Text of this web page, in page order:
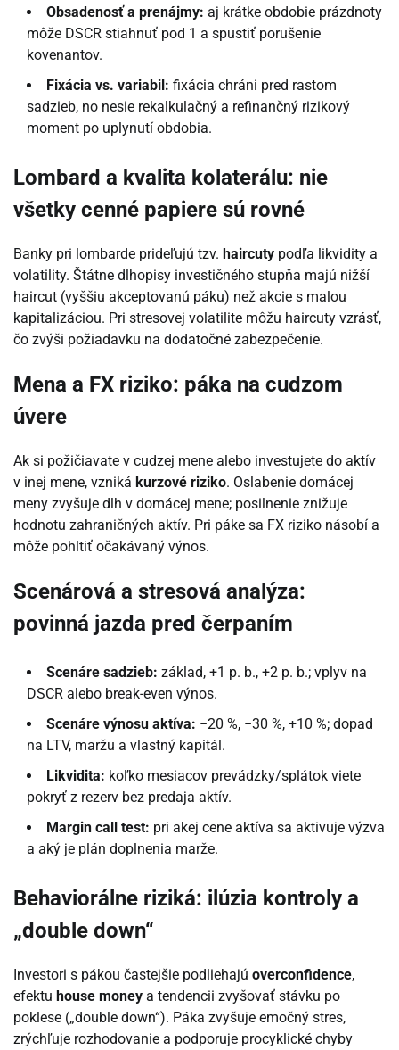
Obsadenosť a prenájmy: aj krátke obdobie prázdnoty
môže DSCR stiahnuť pod 1 a spustiť porušenie
kovenantov.
Fixácia vs. variabil: fixácia chráni pred rastom
sadzieb, no nesie rekalkulačný a refinančný rizikový
moment po uplynutí obdobia.
Lombard a kvalita kolaterálu: nie
všetky cenné papiere sú rovné
Banky pri lombarde prideľujú tzv. haircuty podľa likvidity a
volatility. Štátne dlhopisy investičného stupňa majú nižší
haircut (vyššiu akceptovanú páku) než akcie s malou
kapitalizáciou. Pri stresovej volatilite môžu haircuty vzrásť,
čo zvýši požiadavku na dodatočné zabezpečenie.
Mena a FX riziko: páka na cudzom
úvere
Ak si požičiavate v cudzej mene alebo investujete do aktív
v inej mene, vzniká kurzové riziko. Oslabenie domácej
meny zvyšuje dlh v domácej mene; posilnenie znižuje
hodnotu zahraničných aktív. Pri páke sa FX riziko násobí a
môže pohltiť očakávaný výnos.
Scenárová a stresová analýza:
povinná jazda pred čerpaním
Scenáre sadzieb: základ, +1 p. b., +2 p. b.; vplyv na
DSCR alebo break-even výnos.
Scenáre výnosu aktíva: −20 %, −30 %, +10 %; dopad
na LTV, maržu a vlastný kapitál.
Likvidita: koľko mesiacov prevádzky/splátok viete
pokryť z rezerv bez predaja aktív.
Margin call test: pri akej cene aktíva sa aktivuje výzva
a aký je plán doplnenia marže.
Behaviorálne riziká: ilúzia kontroly a
„double down“
Investori s pákou častejšie podliehajú overconfidence,
efektu house money a tendencii zvyšovať stávku po
poklese („double down“). Páka zvyšuje emočný stres,
zrýchľuje rozhodovanie a podporuje procyklické chyby